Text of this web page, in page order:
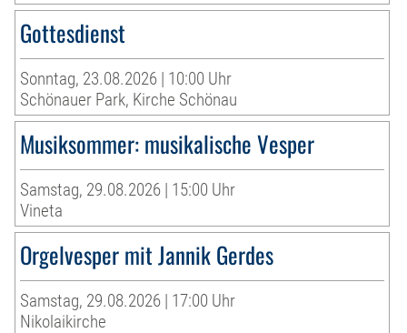
Gottesdienst
Sonntag, 23.08.2026 | 10:00 Uhr
Schönauer Park, Kirche Schönau
Musiksommer: musikalische Vesper
Samstag, 29.08.2026 | 15:00 Uhr
Vineta
Orgelvesper mit Jannik Gerdes
Samstag, 29.08.2026 | 17:00 Uhr
Nikolaikirche